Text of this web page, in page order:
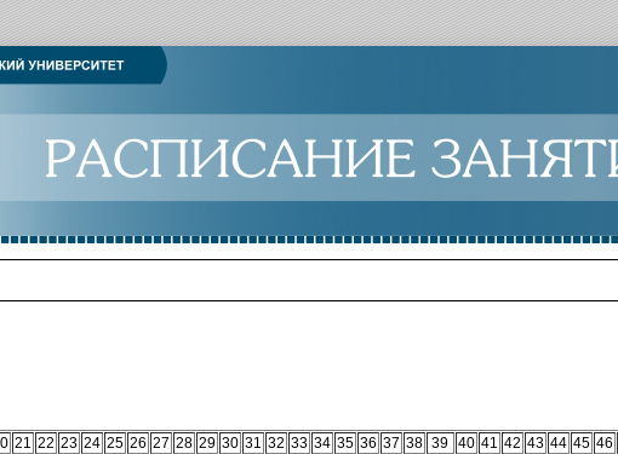
21 22 23 24 25 26 27 28 29 30 31 32 33 34 35 36 37 38 39 40 41 42 43 44 45 46